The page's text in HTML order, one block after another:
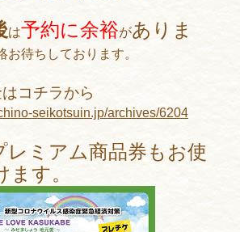
は予約に余裕がありま
お待ちしております。
コチラから
seikotsuin.jp/archives/6204
レミアム商品券もお使
す。